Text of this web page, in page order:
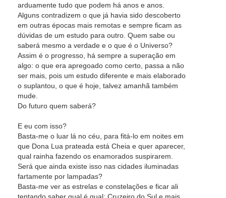
arduamente tudo que podem há anos e anos.
Alguns contradizem o que já havia sido descoberto
em outras épocas mais remotas e sempre ficam as
dúvidas de um estudo para outro. Quem sabe ou
saberá mesmo a verdade e o que é o Universo?
Assim é o progresso, há sempre a superação em
algo: o que era apregoado como certo, passa a não
ser mais, pois um estudo diferente e mais elaborado
o suplantou, o que é hoje, talvez amanhã também
mude.
Do futuro quem saberá?
E eu com isso?
Basta-me o luar lá no céu, para fitá-lo em noites em
que Dona Lua prateada está Cheia e quer aparecer,
qual rainha fazendo os enamorados suspirarem.
Será que ainda existe isso nas cidades iluminadas
fartamente por lampadas?
Basta-me ver as estrelas e constelações e ficar ali